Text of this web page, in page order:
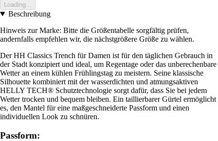
Loading...
Beschreibung
Hinweis zur Marke: Bitte die Größentabelle sorgfältig prüfen,
andernfalls empfehlen wir, die nächstgrößere Größe zu wählen.
Der HH Classics Trench für Damen ist für den täglichen Gebrauch in
der Stadt konzipiert und ideal, um Regentage oder das unberechenbare
Wetter an einem kühlen Frühlingstag zu meistern. Seine klassische
Silhouette kombiniert mit der wasserdichten und atmungsaktiven
HELLY TECH® Schutztechnologie sorgt dafür, dass Sie bei jedem
Wetter trocken und bequem bleiben. Ein taillierbarer Gürtel ermöglicht
es, den Mantel für eine maßgeschneiderte Passform und einen
individuellen Look zu schnüren.
Passform: